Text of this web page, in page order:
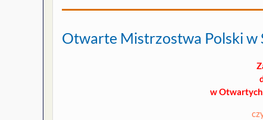
Otwarte Mistrzostwa Polski w
w